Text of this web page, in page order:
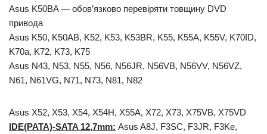
Asus K50BA — обов’язково перевіряти товщину DVD
привода
Asus K50, K50AB, K52, K53, K53BR, K55, K55A, K55V, K70ID,
K70a, K72, K73, K75
Asus N43, N53, N55, N56, N56JR, N56VB, N56VV, N56VZ,
N61, N61VG, N71, N73, N81, N82
Asus X52, X53, X54, X54H, X55A, X72, X73, X75VB, X75VD
IDE(PATA)-SATA 12,7mm: Asus A8J, F3SC, F3JR, F3Ke,